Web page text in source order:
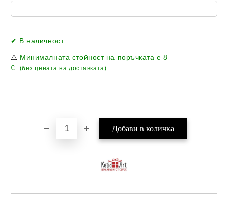
✔ В наличност
⚠️ Минималната стойност на поръчката е8
€
(без цената на доставката).